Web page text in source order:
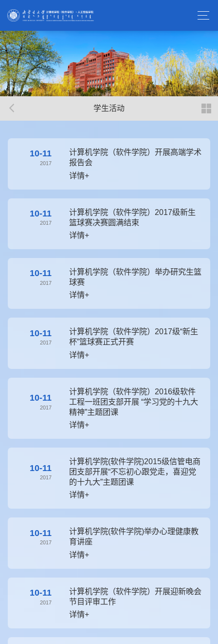
学生活动
10-11
2017
计算机学院（软件学院）开展高端学术
报告会
详情+
10-11
2017
计算机学院（软件学院）2017级新生
篮球赛决赛圆满结束
详情+
10-11
2017
计算机学院（软件学院）举办研究生篮
球赛
详情+
10-11
2017
计算机学院（软件学院）2017级“新生
杯”篮球赛正式开赛
详情+
10-11
2017
计算机学院（软件学院）2016级软件
工程一班团支部开展 “学习党的十九大
精神”主题团课
详情+
10-11
2017
计算机学院(软件学院)2015级信管电商
团支部开展“不忘初心跟党走，喜迎党
的十九大”主题团课
详情+
10-11
2017
计算机学院(软件学院)举办心理健康教
育讲座
详情+
10-11
2017
计算机学院（软件学院）开展迎新晚会
节目评审工作
详情+